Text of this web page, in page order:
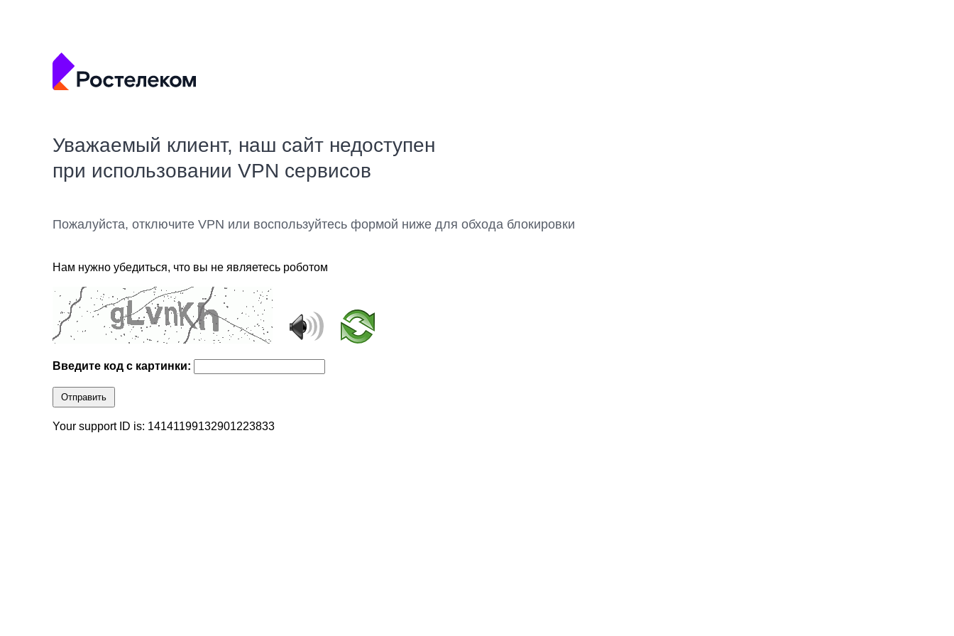
Уважаемый клиент, наш сайт недоступен
при использовании VPN сервисов
Пожалуйста, отключите VPN или воспользуйтесь формой ниже для обхода блокировки
Нам нужно убедиться, что вы не являетесь роботом
Введите код с картинки:
Отправить
Your support ID is: 14141199132901223833